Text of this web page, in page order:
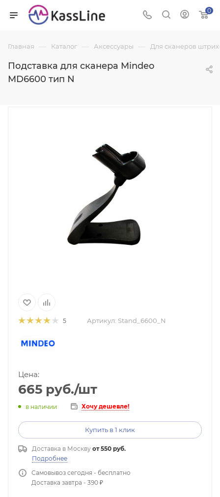
0
Главная — Каталог — Аксессуары — Для сканеров
Подставка для сканера Mindeo
MD6600 тип N
5 Артикул: Stand_6600_N
Цена:
665 руб./шт
в наличии Хочу дешевле!
Купить в 1 клик
Доставка в Москву от 550 руб.
Подробнее
Самовывоз сегодня - бесплатно
Доставка завтра - 390 ₽